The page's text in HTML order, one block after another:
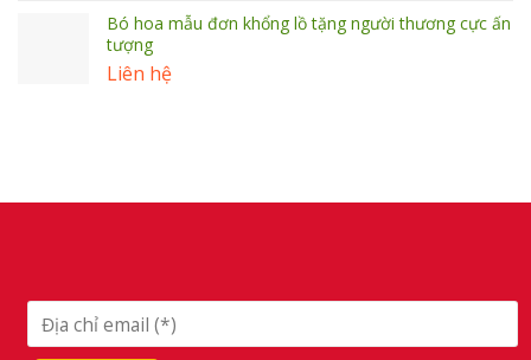
Bó hoa mẫu đơn khổng lồ tặng người thương cực ấn
tượng
Liên hệ